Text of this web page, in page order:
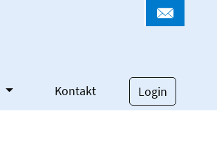
Kontakt Login